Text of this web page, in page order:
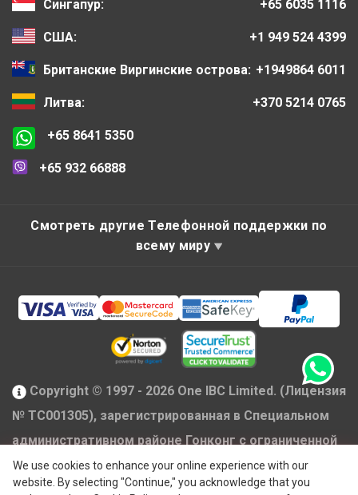
We use cookies to enhance your online experience with our
website. By selecting "Continue," you acknowledge that you
Сингапур: +65 6035 1116
США: +1 949 524 4399
Британские Виргинские острова: +1949864 6011
Литва: +370 5214 0765
+65 8641 5350
+65 932 66888
Смотреть другие Телефонной поддержки по
всему миру
Copyright © 1997 - 2026 One IBC Limited. (Лицензия
№ TC001305), зарегистрированная в Специальном
административном районе Гонконг с ограниченной
ответственностью и являющаяся членом сети One
IBC независимых и отдельных юридических лиц,